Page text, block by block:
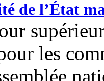
de l’État
les